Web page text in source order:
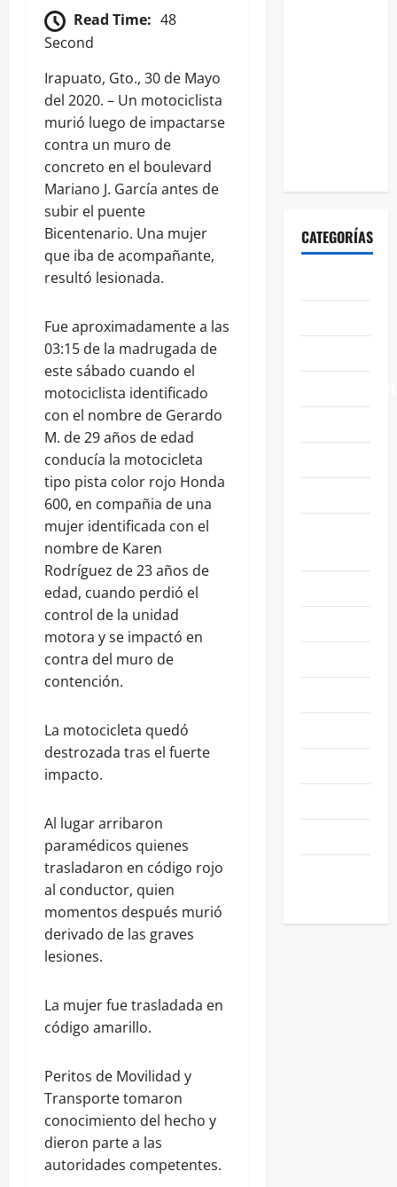
Read Time: 48
Second
Irapuato, Gto., 30 de Mayo
del 2020. – Un motociclista
murió luego de impactarse
contra un muro de
concreto en el boulevard
Mariano J. García antes de
subir el puente
Bicentenario. Una mujer
que iba de acompañante,
resultó lesionada.
Fue aproximadamente a las
03:15 de la madrugada de
este sábado cuando el
motociclista identificado
con el nombre de Gerardo
M. de 29 años de edad
conducía la motocicleta
tipo pista color rojo Honda
600, en compañia de una
mujer identificada con el
nombre de Karen
Rodríguez de 23 años de
edad, cuando perdió el
control de la unidad
motora y se impactó en
contra del muro de
contención.
La motocicleta quedó
destrozada tras el fuerte
impacto.
Al lugar arribaron
paramédicos quienes
trasladaron en código rojo
al conductor, quien
momentos después murió
derivado de las graves
lesiones.
La mujer fue trasladada en
código amarillo.
Peritos de Movilidad y
Transporte tomaron
conocimiento del hecho y
dieron parte a las
autoridades competentes.
CATEGORÍAS